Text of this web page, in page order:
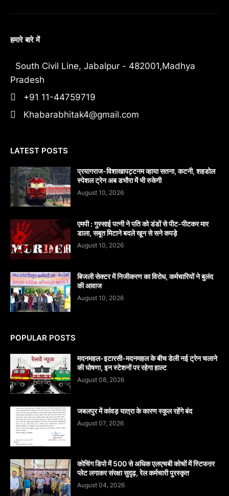
हमारे बारे में
South Civil Line, Jabalpur - 482001,Madhya
Pradesh
+91 11-44759719
Khabarabhitak4@gmail.com
LATEST POSTS
प्रयागराज-विशाखापट्टनम व्हाया सतना, कटनी, शहडोल
स्पेशल ट्रेन अब डभौरा में भी रुकेगी
August 10, 2026
एमपी : गुस्साई पत्नी ने पति को डंडों से पीट-पीटकर मार
डाला, सबूत मिटाने बदले खून से सने कपड़े
August 10, 2026
बिजली सेक्टर में निजीकरण का विरोध, कर्मचारियों ने बुलंद
की आवाज
August 10, 2026
POPULAR POSTS
मदनमहल-इटारसी-मदनमहल के बीच डेली नई ट्रेन चलाने
की घोषणा, इन स्टेशनों पर रहेगा हाल्ट
August 08, 2026
जबलपुर में कांवड़ यात्रा के कारण स्कूल रहेंगे बंद
August 07, 2026
कोचिंग डिपो में 500 से अधिक एलएचबी कोचों में स्टिफऩर
प्लेट लगाकर संरक्षा सुदृढ़, रेल कर्मचारी पुरस्कृत
August 04, 2026